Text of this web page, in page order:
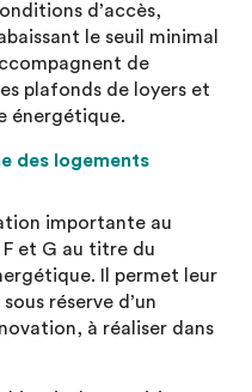
d’accès,
le seuil minimal
de
plafonds de loyers et
énergétique.
des logements
importante au
F et G au titre du
Il permet leur
réserve d’un
à réaliser dans